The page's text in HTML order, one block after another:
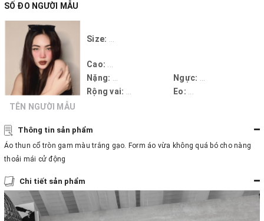
SỐ ĐO NGƯỜI MẪU
TÊN NGƯỜI MẪU
Size:
Cao:
Nặng:
Ngực:
Rộng vai:
Eo:
Thông tin sản phẩm
Áo thun cổ tròn gam màu trắng gạo. Form áo vừa không quá bó cho nàng
thoải mái cử động
Chi tiết sản phẩm